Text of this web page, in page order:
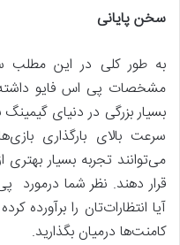
سخن پایانی
به طور کلی در این مطلب
بسیار بزرگی در دنیای
سرعت بالای بارگذاری
می‌توانند تجربه بسیار
قرار دهند. نظر شما
آیا انتظارات‌تان را
کامنت‌ها درمیان بگذارید.